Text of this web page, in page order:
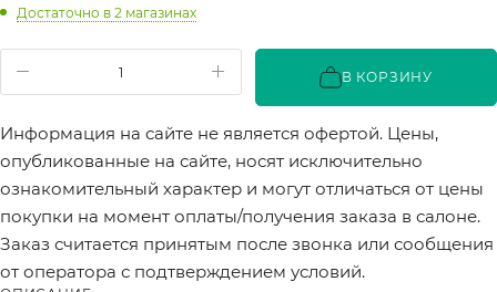
Достаточно в 2 магазинах
В КОРЗИНУ
Информация на сайте не является офертой. Цены,
опубликованные на сайте, носят исключительно
ознакомительный характер и могут отличаться от цены
покупки на момент оплаты/получения заказа в салоне.
Заказ считается принятым после звонка или сообщения
от оператора с подтверждением условий.